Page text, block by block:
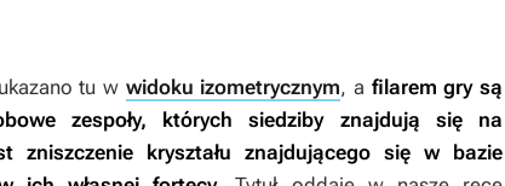
tu w widoku izometrycznym, a filarem gry są
zespoły, których siedziby znajdują się na
zniszczenie kryształu znajdującego się w bazie